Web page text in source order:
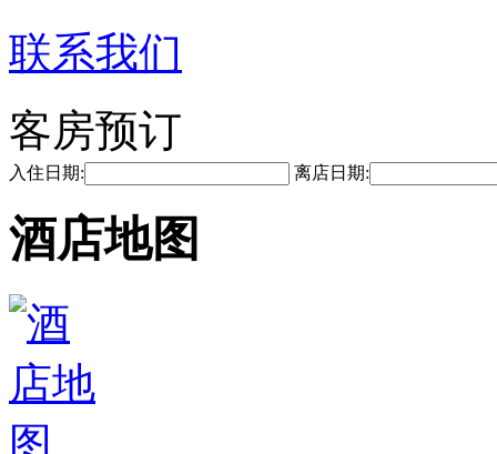
联系我们
客房预订
入住日期: 离店日期:
酒店地图